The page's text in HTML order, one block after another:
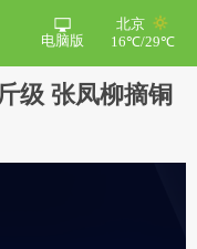
北京
16℃/29℃
电脑版
级 张凤柳摘铜